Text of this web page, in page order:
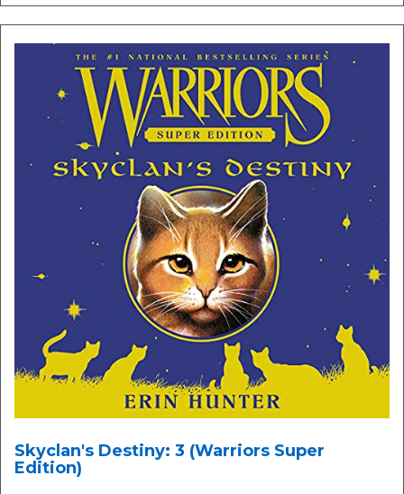
Skyclan's Destiny: 3 (Warriors Super
Edition)